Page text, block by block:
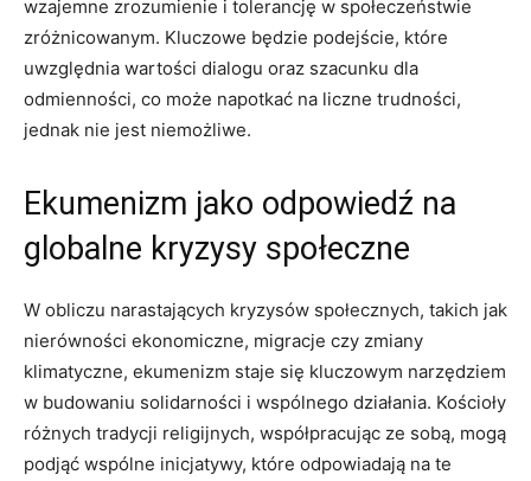
wzajemne zrozumienie ‍i tolerancję w społeczeństwie
zróżnicowanym. Kluczowe będzie podejście, które
uwzględnia wartości dialogu oraz szacunku dla
odmienności, co​ może napotkać na liczne⁣ trudności,
jednak nie jest​ niemożliwe.
Ekumenizm jako odpowiedź na
globalne kryzysy społeczne
W obliczu narastających kryzysów społecznych, takich jak
nierówności ekonomiczne, migracje czy zmiany
klimatyczne, ekumenizm staje się kluczowym ‌narzędziem
w ​budowaniu solidarności i wspólnego działania. Kościoły
różnych ⁢tradycji religijnych, współpracując ze ‌sobą, mogą
podjąć wspólne inicjatywy, które odpowiadają na te